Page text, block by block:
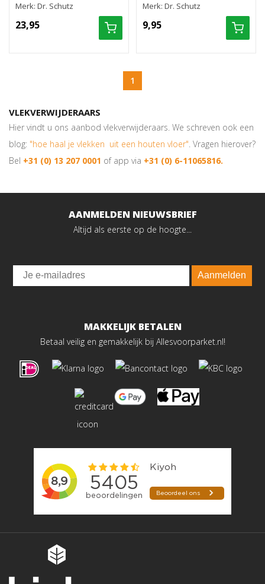
Merk: Dr. Schutz
23,95
Merk: Dr. Schutz
9,95
1
VLEKVERWIJDERAARS
Hier vindt u ons aanbod vlekverwijderaars. We schreven ook een
blog: "hoe haal je vlekken uit een houten vloer". Vragen hierover?
Bel +31 (0) 13 207 0001 of app via +31 (0) 6-11065816.
AANMELDEN NIEUWSBRIEF
Altijd als eerste op de hoogte...
Email
Aanmelden
MAKKELIJK BETALEN
Betaal veilig en gemakkelijk bij Allesvoorparket.nl!